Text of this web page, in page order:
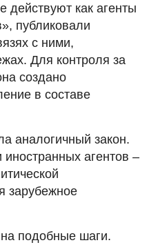
действуют как агенты
публиковали
с ними,
Для контроля за
создано
в составе
аналогичный закон.
иностранных агентов –
зарубежное
на подобные шаги.